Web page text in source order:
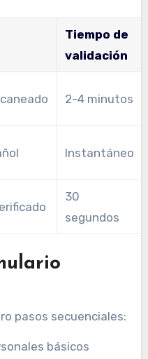
Tiempo de
validación
2-4 minutos
Instantáneo
30
segundos
pasos secuenciales:
básicos